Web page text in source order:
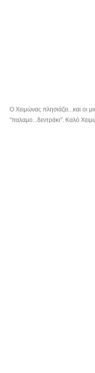
Ο Χειμώνας πλησιάζει...και οι
"παλαμο...δεντράκι". Καλό